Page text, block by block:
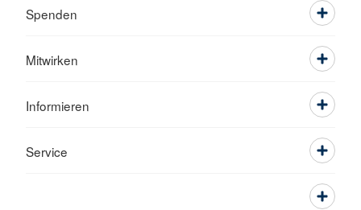
Spenden
Mitwirken
Informieren
Service